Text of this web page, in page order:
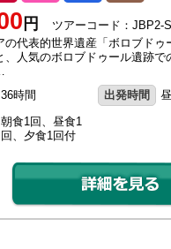
円
ツアーコード：JBP2-S
の代表的世界遺産「ボロブドゥ
、人気のボロブドゥール遺跡で
36時間 出発時間 昼
朝食1回、昼食1
回、夕食1回付